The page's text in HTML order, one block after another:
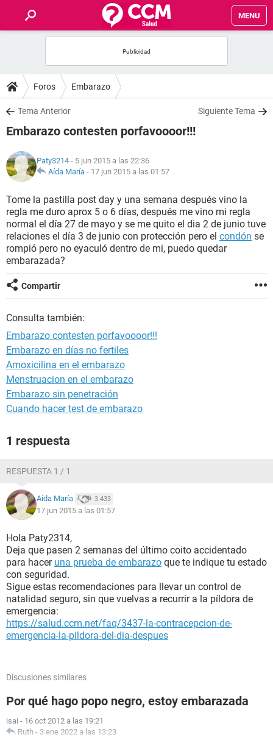
MENU
FOROS
SALUD
NUTRICIÓN
BIENESTAR
SEXUALIDAD
GLOSARIO
Foros Embarazo
Tema Anterior Siguiente Tema
Embarazo contesten porfavoooor!!!
Paty3214 - 5 jun 2015 a las 22:36
Aída María - 17 jun 2015 a las 01:57
Tome la pastilla post day y una semana después vino la
regla me duro aprox 5 o 6 días, después me vino mi regla
normal el día 27 de mayo y se me quito el dia 2 de junio tuve
relaciones el día 3 de junio con protección pero el condón se
rompió pero no eyaculó dentro de mi, puedo quedar
embarazada?
Compartir
Consulta también:
Embarazo contesten porfavoooor!!!
Embarazo en días no fertiles
Amoxicilina en el embarazo
Menstruacion en el embarazo
Embarazo sin penetración
Cuando hacer test de embarazo
1 respuesta
RESPUESTA 1 / 1
Aída María 3.433
17 jun 2015 a las 01:57
Hola Paty2314,
Deja que pasen 2 semanas del último coito accidentado
para hacer una prueba de embarazo que te indique tu estado
con seguridad.
Sigue estas recomendaciones para llevar un control de
natalidad seguro, sin que vuelvas a recurrir a la píldora de
emergencia:
https://salud.ccm.net/faq/3437-la-contracepcion-de-
emergencia-la-pildora-del-dia-despues
Discusiones similares
Por qué hago popo negro, estoy embarazada
isai - 16 oct 2012 a las 19:21
Ruth - 3 ene 2022 a las 13:23